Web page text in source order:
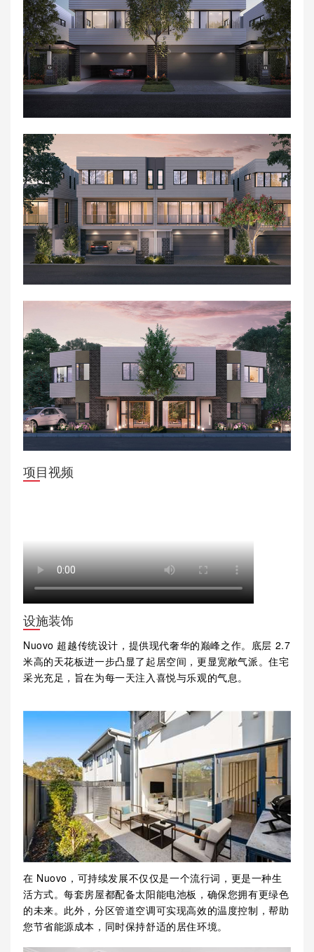
项目视频
设施装饰
Nuovo 超越传统设计，提供现代奢华的巅峰之作。底层 2.7
米高的天花板进一步凸显了起居空间，更显宽敞气派。住宅
采光充足，旨在为每一天注入喜悦与乐观的气息。
在 Nuovo，可持续发展不仅仅是一个流行词，更是一种生
活方式。每套房屋都配备太阳能电池板，确保您拥有更绿色
的未来。此外，分区管道空调可实现高效的温度控制，帮助
您节省能源成本，同时保持舒适的居住环境。